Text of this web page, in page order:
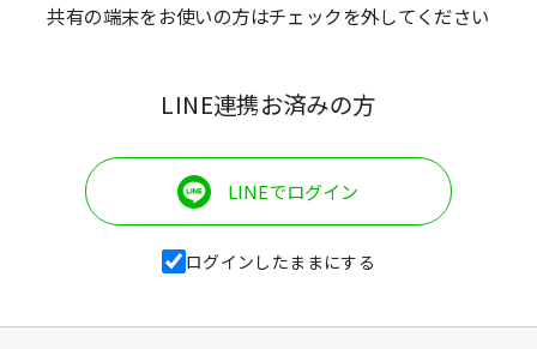
共有の端末をお使いの方はチェックを外してください
LINE連携お済みの方
LINEでログイン
ログインしたままにする